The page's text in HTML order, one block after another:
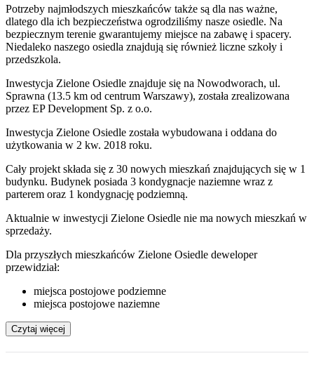
Potrzeby najmłodszych mieszkańców także są dla nas ważne,
dlatego dla ich bezpieczeństwa ogrodziliśmy nasze osiedle. Na
bezpiecznym terenie gwarantujemy miejsce na zabawę i spacery.
Niedaleko naszego osiedla znajdują się również liczne szkoły i
przedszkola.
Inwestycja Zielone Osiedle znajduje się na Nowodworach, ul.
Sprawna (13.5 km od centrum Warszawy), została zrealizowana
przez EP Development Sp. z o.o.
Inwestycja Zielone Osiedle została wybudowana i oddana do
użytkowania w 2 kw. 2018 roku.
Cały projekt składa się z 30 nowych mieszkań znajdujących się w 1
budynku. Budynek posiada 3 kondygnacje naziemne wraz z
parterem oraz 1 kondygnację podziemną.
Aktualnie w inwestycji Zielone Osiedle nie ma nowych mieszkań w
sprzedaży.
Dla przyszłych mieszkańców Zielone Osiedle deweloper
przewidział:
miejsca postojowe podziemne
miejsca postojowe naziemne
Czytaj więcej